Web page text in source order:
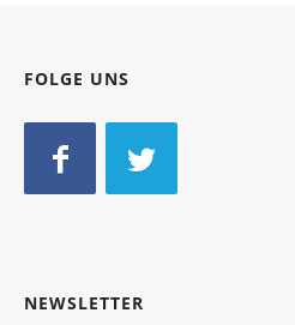
FOLGE UNS
NEWSLETTER